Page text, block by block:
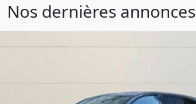
Nos dernières annonces